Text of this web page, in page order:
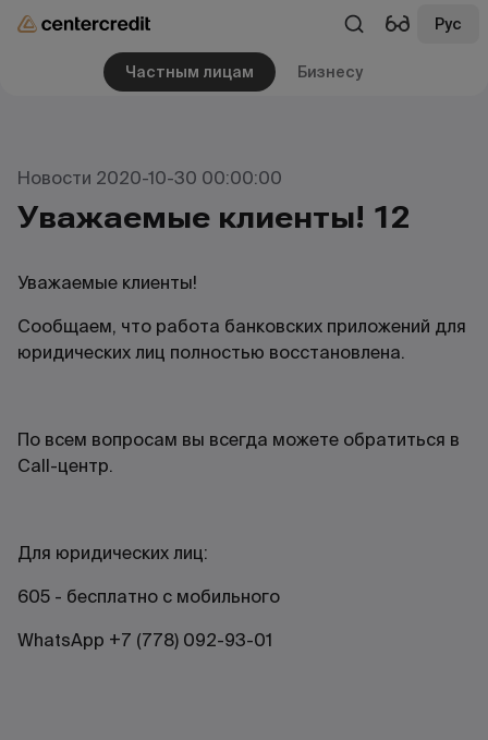
Рус
Частным лицам Бизнесу
Новости 2020-10-30 00:00:00
Уважаемые клиенты! 12
Уважаемые клиенты!
Сообщаем, что работа банковских приложений для
юридических лиц полностью восстановлена.
По всем вопросам вы всегда можете обратиться в
Call-центр.
Для юридических лиц:
605 - бесплатно с мобильного
WhatsApp +7 (778) 092-93-01